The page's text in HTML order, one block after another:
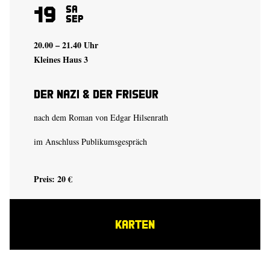
19 Sa
Sep
20.00 – 21.40 Uhr
Kleines Haus 3
Der Nazi & der Friseur
nach dem Roman von Edgar Hilsenrath
im Anschluss Publikumsgespräch
Preis: 20 €
KARTEN